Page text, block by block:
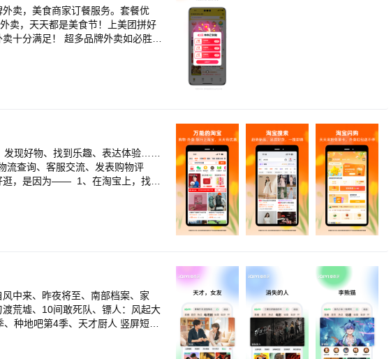
卖，天天都是美食节！上美团拼好
十分满足！ 超多品牌外卖如必胜
接叫外卖订餐吃饭。 寒冷、雪
了马上下载美团外卖app，享受优
发现好物、找到乐趣、表达体验……
流查询、客服交流、发表购物评
逛，是因为—— 1、在淘宝上，找到
的商品、服务和优惠信息。 每个人
实的内容： 淘宝直播间里的实物
享自己的购物体验、推荐优质商
中来、昨夜将至、南部档案、家
荒墟、10间敢死队、镖人：风起大
种地吧第4季、天才厨人 竖屏短剧
刃、名侦探柯南 经典纪录片细品